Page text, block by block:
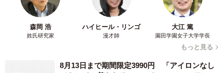
森岡 浩
姓氏研究家
ハイヒール・リンゴ
漫才師
大江 篤
園田学園女子大学学長
もっと見る
8月13日まで期間限定3990円 「アイロンなし